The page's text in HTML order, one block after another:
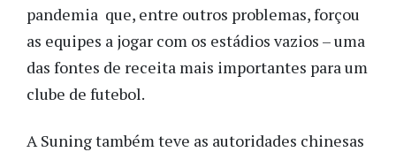
pandemia que, entre outros problemas, forçou
as equipes a jogar com os estádios vazios – uma
das fontes de receita mais importantes para um
clube de futebol.
A Suning também teve as autoridades chinesas